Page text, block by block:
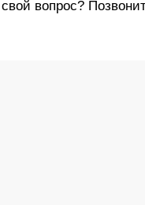
вопрос?